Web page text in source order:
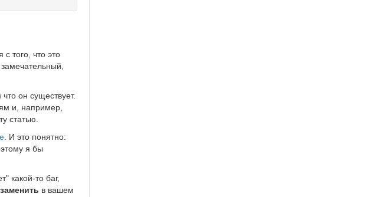
того, что это
он существует.
и, например,
статью.
. И это понятно:
я бы
какой-то баг,
заменить в вашем